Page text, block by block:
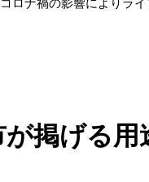
が掲げる